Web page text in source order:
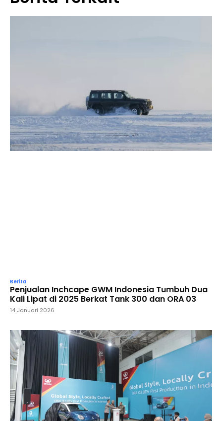
Berita
Penjualan Inchcape GWM Indonesia Tumbuh Dua
Kali Lipat di 2025 Berkat Tank 300 dan ORA 03
14 Januari 2026